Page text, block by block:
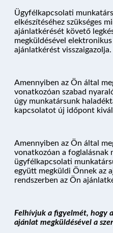
Ügyfélkapcsolati
elkészítéséhez szükséges
ajánlatkérését követő
megküldésével
ajánlatkérést visszaigazolja.
Amennyiben az Ön által
vonatkozóan szabad
úgy munkatársunk
kapcsolatot új időpont
Amennyiben az Ön által
vonatkozóan a foglalásnak
ügyfélkapcsolati
együtt megküldi Önnek az
rendszerben az Ön
Felhívjuk a figyelmét, hogy a
ajánlat megküldésével a